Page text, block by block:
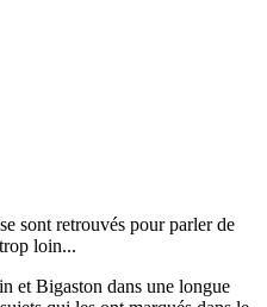
sont retrouvés pour parler de
loin...
et Bigaston dans une longue